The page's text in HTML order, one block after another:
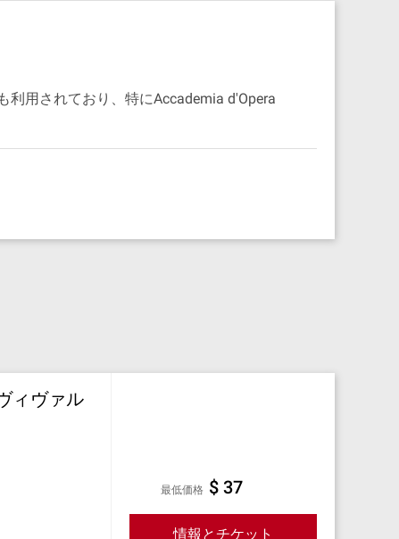
用されており、特にAccademia d'Opera
ィヴァル
最低価格 $ 37
情報とチケット